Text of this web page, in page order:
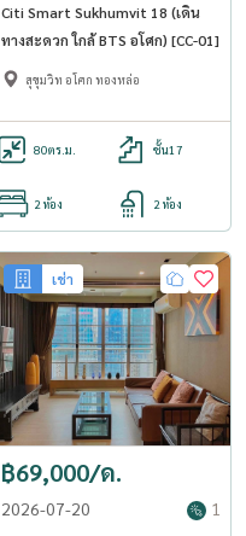
Citi Smart Sukhumvit 18 (เดิน
ทางสะดวก ใกล้ BTS อโศก) [CC-01]
สุขุมวิท อโศก ทองหล่อ
80ตร.ม. ชั้น17
2 ห้อง 2 ห้อง
เช่า
฿69,000/ด.
2026-07-20 1